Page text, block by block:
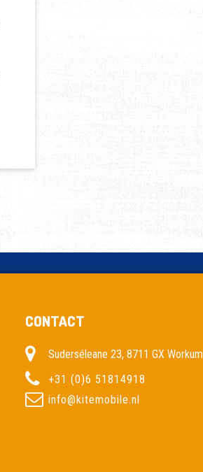
CONTACT
Suderséleane 23, 8711 GX Workum
+31 (0)6 51814918
info@kitemobile.nl